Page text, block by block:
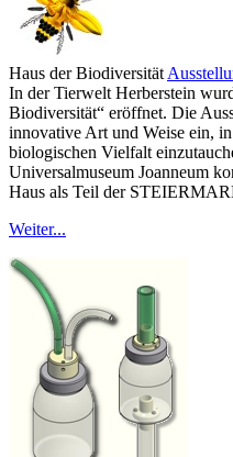
Haus der Biodiversität
In der Tierwelt Herberstein
Biodiversität“ eröffnet. Die
innovative Art und Weise ein,
biologischen Vielfalt
Universalmuseum Joanneum
Haus als Teil der
Weiter...